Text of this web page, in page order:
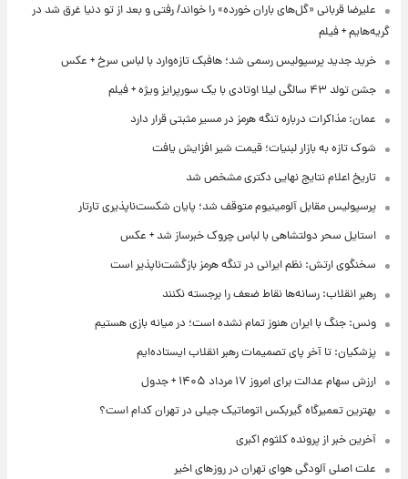
علیرضا قربانی «گل‌های باران خورده» را خواند/ رفتی و بعد از تو دنیا غرق شد در
گریه‌هایم + فیلم
خرید جدید پرسپولیس رسمی شد؛ هافبک تازه‌وارد با لباس سرخ + عکس
جشن تولد ۴۳ سالگی لیلا اوتادی با یک سورپرایز ویژه + فیلم
عمان: مذاکرات درباره تنگه هرمز در مسیر مثبتی قرار دارد
شوک تازه به بازار لبنیات؛ قیمت شیر افزایش یافت
تاریخ اعلام نتایج نهایی دکتری مشخص شد
پرسپولیس مقابل آلومینیوم متوقف شد؛ پایان شکست‌ناپذیری تارتار
استایل سحر دولتشاهی با لباس چروک خبرساز شد + عکس
سخنگوی ارتش: نظم ایرانی در تنگه هرمز بازگشت‌ناپذیر است
رهبر انقلاب: رسانه‌ها نقاط ضعف را برجسته نکنند
ونس: جنگ با ایران هنوز تمام نشده است؛ در میانه بازی هستیم
پزشکیان: تا آخر پای تصمیمات رهبر انقلاب ایستاده‌ایم
ارزش سهام عدالت برای امروز ۱۷ مرداد ۱۴۰۵ + جدول
بهترین تعمیرگاه گیربکس اتوماتیک جیلی در تهران کدام است؟
آخرین خبر از پرونده کلثوم اکبری
علت اصلی آلودگی هوای تهران در روزهای اخیر